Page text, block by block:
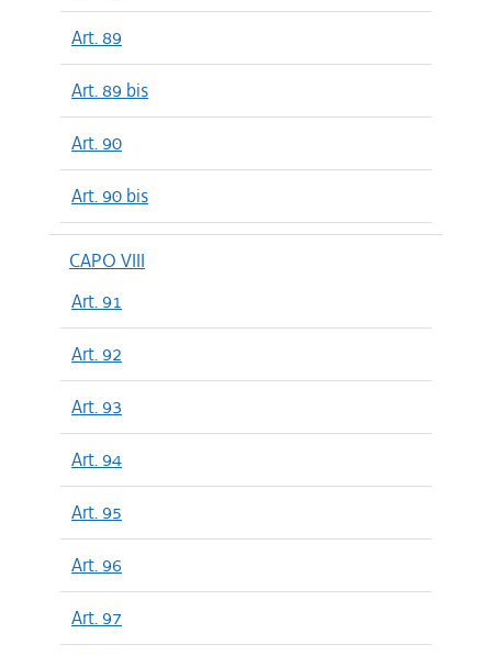
Art. 89
Art. 89 bis
Art. 90
Art. 90 bis
CAPO VIII
Art. 91
Art. 92
Art. 93
Art. 94
Art. 95
Art. 96
Art. 97